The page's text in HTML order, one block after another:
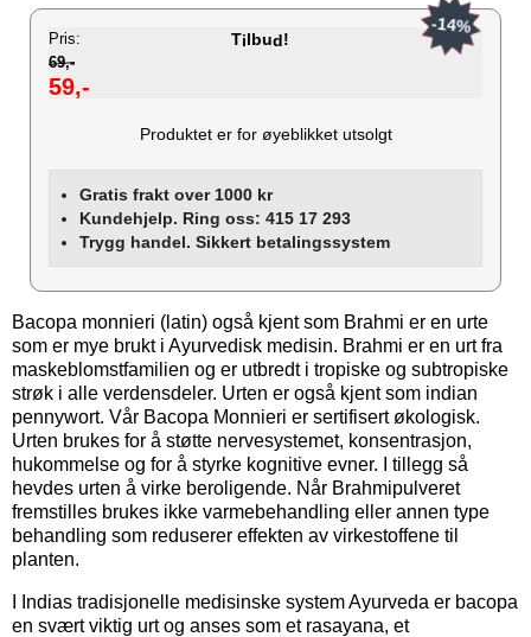
Pris: Tilbud!
69,-
59,-
-14%
Produktet er for øyeblikket utsolgt
Gratis frakt over 1000 kr
Kundehjelp. Ring oss: 415 17 293
Trygg handel. Sikkert betalingssystem
Bacopa monnieri (latin) også kjent som Brahmi er en urte
som er mye brukt i Ayurvedisk medisin. Brahmi er en urt fra
maskeblomstfamilien og er utbredt i tropiske og subtropiske
strøk i alle verdensdeler. Urten er også kjent som indian
pennywort. Vår Bacopa Monnieri er sertifisert økologisk.
Urten brukes for å støtte nervesystemet, konsentrasjon,
hukommelse og for å styrke kognitive evner. I tillegg så
hevdes urten å virke beroligende. Når Brahmipulveret
fremstilles brukes ikke varmebehandling eller annen type
behandling som reduserer effekten av virkestoffene til
planten.
I Indias tradisjonelle medisinske system Ayurveda er bacopa
en svært viktig urt og anses som et rasayana, et